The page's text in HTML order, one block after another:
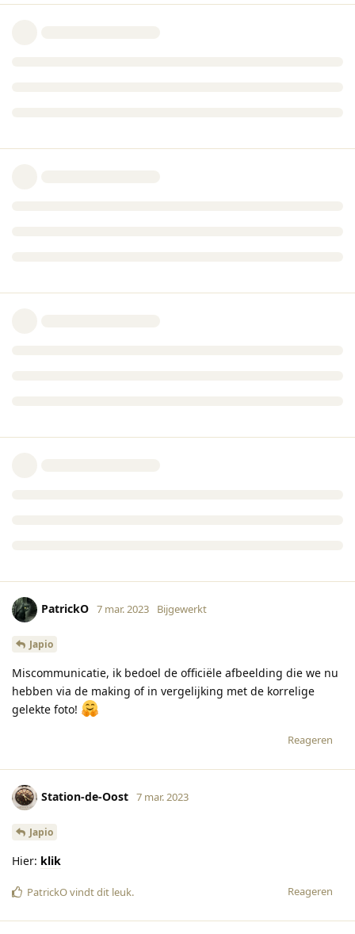
PatrickO 7 mar. 2023 Bijgewerkt
Japio
Miscommunicatie, ik bedoel de officiële afbeelding die we nu
hebben via de making of in vergelijking met de korrelige
gelekte foto!
Reageren
Station-de-Oost 7 mar. 2023
Japio
Hier: klik
Reageren
PatrickOvindt dit leuk.